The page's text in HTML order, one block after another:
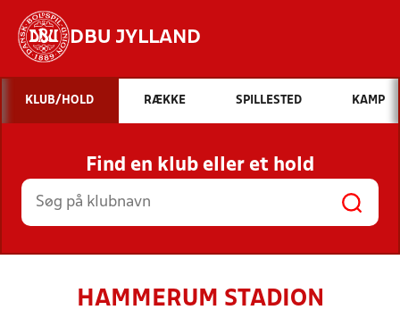
DBU JYLLAND
Hvad vil du søge efter?
INDHOLD OG NYHEDER
STILLINGER, RESULTATER, KLUBBER OG
HOLD
KLUB/HOLD RÆKKE SPILLESTED KAMP
Find en klub eller et hold
HAMMERUM STADION